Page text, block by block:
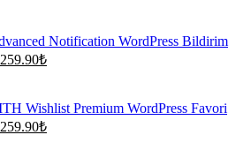
Notification WordPress Bildirim
Orijinal
259.90₺Şu
259.90₺.
Wishlist Premium WordPress Favori
Orijinal
259.90₺Şu